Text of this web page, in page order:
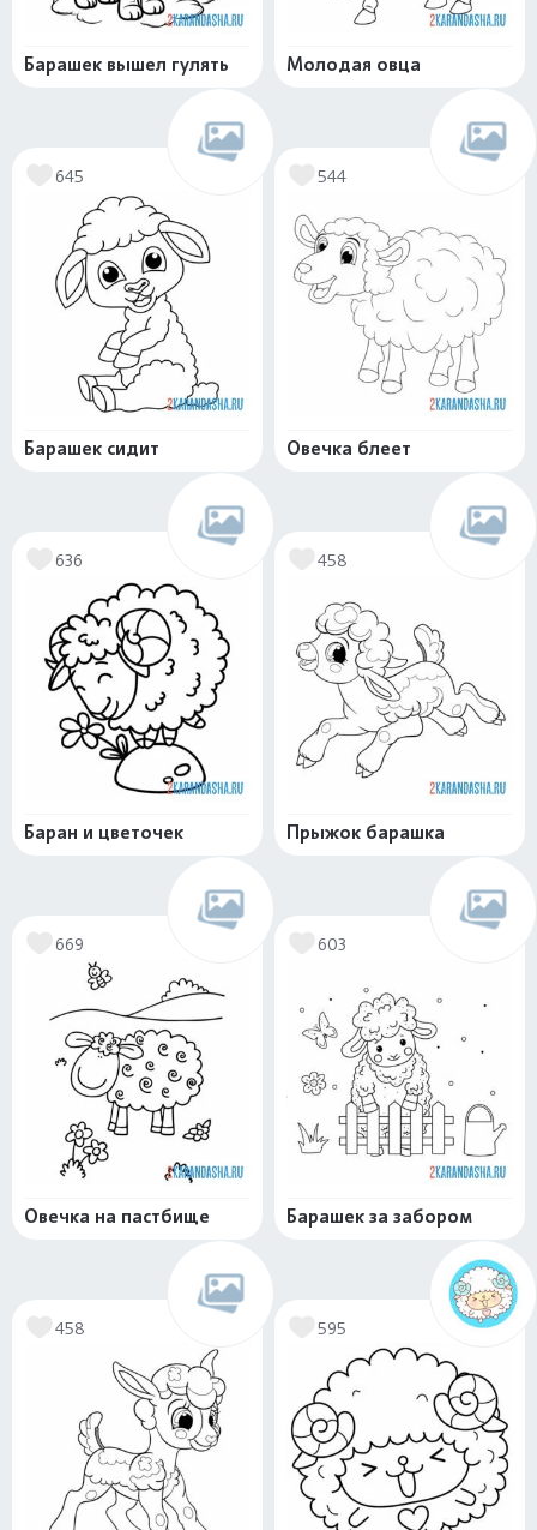
Барашек вышел гулять Молодая овца
645
Барашек сидит
544
Овечка блеет
636
Баран и цветочек
458
Прыжок барашка
669
Овечка на пастбище
603
Барашек за забором
458 595